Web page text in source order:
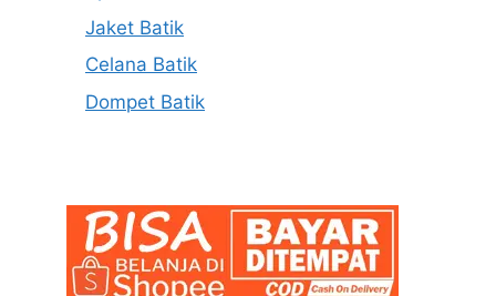
Jaket Batik
Celana Batik
Dompet Batik